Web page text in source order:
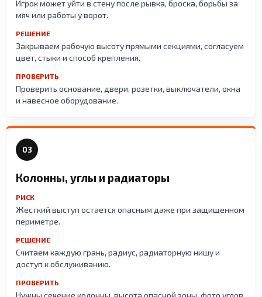
Игрок может уйти в стену после рывка, броска, борьбы за
мяч или работы у ворот.
РЕШЕНИЕ
Закрываем рабочую высоту прямыми секциями, согласуем
цвет, стыки и способ крепления.
ПРОВЕРИТЬ
Проверить основание, двери, розетки, выключатели, окна
и навесное оборудование.
03
Колонны, углы и радиаторы
РИСК
Жесткий выступ остается опасным даже при защищенном
периметре.
РЕШЕНИЕ
Считаем каждую грань, радиус, радиаторную нишу и
доступ к обслуживанию.
ПРОВЕРИТЬ